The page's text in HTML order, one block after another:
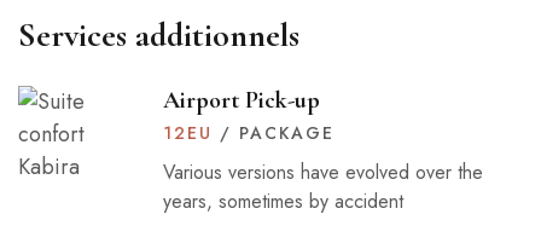
Services additionnels
Airport Pick-up
12 EU / PACKAGE
Various versions have evolved over the
years, sometimes by accident